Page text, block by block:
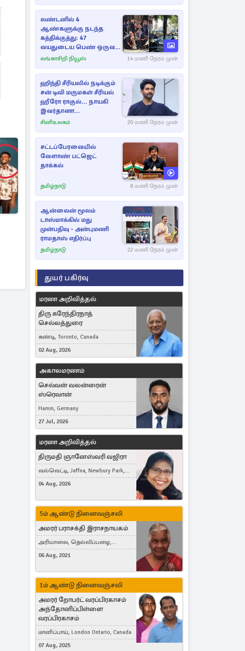
லண்டனில் 4
ஆண்களுக்கு நடந்த
கத்திக்குத்து: 47
வயதுடைய பெண் ஒருவர்
கைது
லங்காசிறி நியூஸ் 14 மணி நேரம் முன்
ஹிந்தி சீரியலில் நடிக்கும்
சன் டிவி மருமகள் சீரியல்
ஹீரோ ராகுல்... நாயகி
இவர்தானா...
சினிஉலகம் 20 மணி நேரம் முன்
சட்டப்பேரவையில்
வேளாண் பட்ஜெட்
தாக்கல்
தமிழ்நாடு 8 மணி நேரம் முன்
ஆன்லைன் மூலம்
டாஸ்மாக்கில் மது
முன்பதிவு - அன்புமணி
ராமதாஸ் எதிர்ப்பு
தமிழ்நாடு 22 மணி நேரம் முன்
துயர் பகிர்வு
மரண அறிவித்தல்
திரு சுரேந்திரநாத்
செல்லத்துரை
கண்டி, Toronto, Canada
02 Aug, 2026
அகாலமரணம்
செல்வன் வலன்ரைன்
ஸ்ரெவான்
Hamm, Germany
27 Jul, 2026
மரண அறிவித்தல்
திருமதி ஞானேஸ்வரி வஜிரா
வல்வெட்டி, Jaffna, Newbury Park,
United Kingdom
04 Aug, 2026
5ம் ஆண்டு நினைவஞ்சலி
அமரர் பராசக்தி இராசநாயகம்
அரியாலை, தெல்லிப்பழை,
Montreal, Canada
06 Aug, 2021
1ம் ஆண்டு நினைவஞ்சலி
அமரர் றோபர்ட் வரப்பிரகாசம்
அந்தோனிப்பிள்ளை
வரப்பிரகாசம்
மானிப்பாய், London Ontario, Canada
07 Aug, 2025